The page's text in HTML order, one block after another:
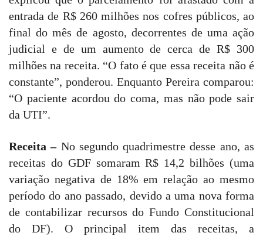
entrada de R$ 260 milhões nos cofres públicos, ao
final do mês de agosto, decorrentes de uma ação
judicial e de um aumento de cerca de R$ 300
milhões na receita. “O fato é que essa receita não é
constante”, ponderou. Enquanto Pereira comparou:
“O paciente acordou do coma, mas não pode sair
da UTI”.
Receita –No segundo quadrimestre desse ano, as
receitas do GDF somaram R$ 14,2 bilhões (uma
variação negativa de 18% em relação ao mesmo
período do ano passado, devido a uma nova forma
de contabilizar recursos do Fundo Constitucional
do DF). O principal item das receitas, a